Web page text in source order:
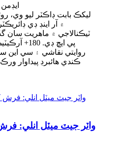
ايڊمن
ليکڪ بابت ڊاڪٽر ليو وي،
۾ آر اينڊ ڊي
ٽيڪنالاجي ۾ ماهريت سان
پي ايڇ ڊي.
روايتي نقاشي ۽ سي اين
ڪندي هائبرڊ پيداوار
واٽر جيٽ ميٽل انلي: